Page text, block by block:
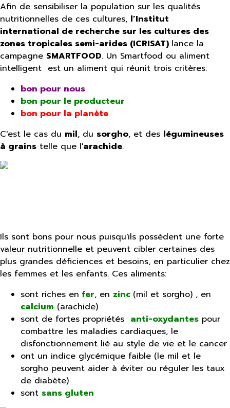
Afin de sensibiliser la population sur les qualités
nutritionnelles de ces cultures, l’Institut
international de recherche sur les cultures des
zones tropicales semi-arides (ICRISAT) lance la
campagne SMARTFOOD. Un Smartfood ou aliment
intelligent est un aliment qui réunit trois critères:
bon pour nous
bon pour le producteur
bon pour la planète
C'est le cas du mil, du sorgho, et des légumineuses
à grains telle que l'arachide.
Ils sont bons pour nous puisqu'ils possèdent une forte
valeur nutritionnelle et peuvent cibler certaines des
plus grandes déficiences et besoins, en particulier chez
les femmes et les enfants. Ces aliments:
sont riches en fer, en zinc (mil et sorgho) , en
calcium (arachide)
sont de fortes propriétés anti-oxydantes pour
combattre les maladies cardiaques, le
disfonctionnement lié au style de vie et le cancer
ont un indice glycémique faible (le mil et le
sorgho peuvent aider à éviter ou réguler les taux
de diabète)
sont sans gluten